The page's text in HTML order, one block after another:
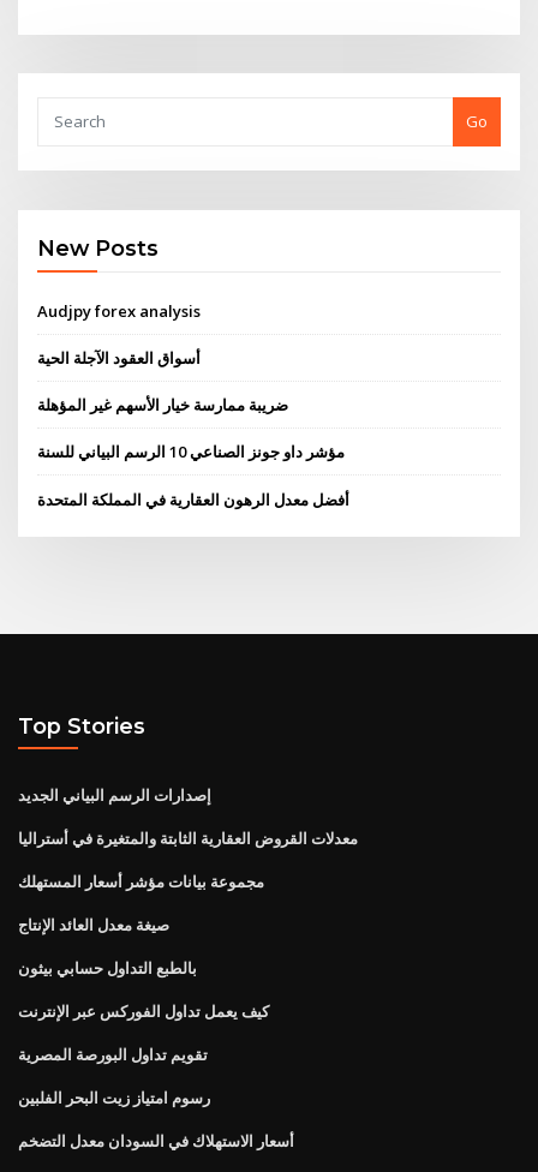
Go
New Posts
Audjpy forex analysis
أسواق العقود الآجلة الحية
ضريبة ممارسة خيار الأسهم غير المؤهلة
مؤشر داو جونز الصناعي 10 الرسم البياني للسنة
أفضل معدل الرهون العقارية في المملكة المتحدة
Top Stories
إصدارات الرسم البياني الجديد
معدلات القروض العقارية الثابتة والمتغيرة في أستراليا
مجموعة بيانات مؤشر أسعار المستهلك
صيغة معدل العائد الإنتاج
بالطبع التداول حسابي بيثون
كيف يعمل تداول الفوركس عبر الإنترنت
تقويم تداول البورصة المصرية
رسوم امتياز زيت البحر الفلبين
أسعار الاستهلاك في السودان معدل التضخم